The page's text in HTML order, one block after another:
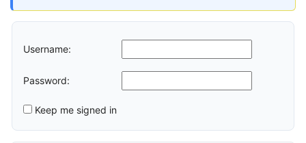
Username:
Password:
Keep me signed in